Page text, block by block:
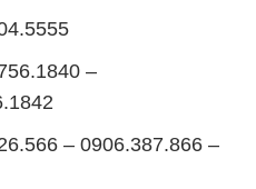
–
– 0906.387.866 –